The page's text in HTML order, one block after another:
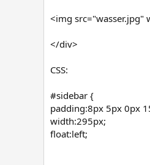
<img src="wasser.jpg"
</div>
CSS:
#sidebar {
padding:8px 5px 0px
width:295px;
float:left;